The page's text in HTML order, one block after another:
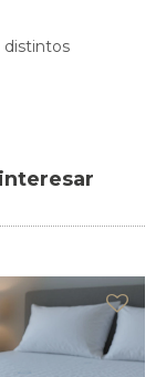
distintos